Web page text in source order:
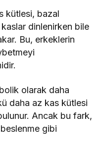
kütlesi, bazal
kaslar dinlenirken bile
Bu, erkeklerin
olarak daha
daha az kas kütlesi
Ancak bu fark,
gibi